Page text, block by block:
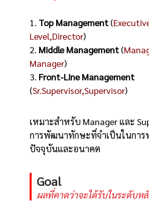
1. Top Management (
Level,Director)
2. Middle Management (
Manager)
3. Front-Line Management
(Sr.Supervisor,Supervisor)
เหมาะสำหรับ Manager และ
การพัฒนาทักษะที่จำเป็นในการ
ปัจจุบันและอนาคต
Goal
ผลที่คาดว่าจะได้รับในระดับห